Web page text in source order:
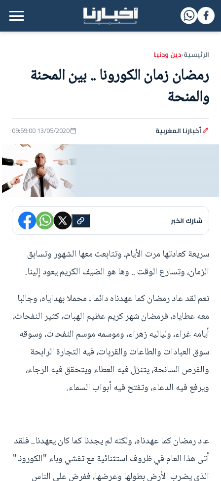
القائمة الرئيسية
الرئيسية‹دين ودنيا
رمضان زمان الكورونا .. بين المحنة
والمنحة
أخبارنا المغربية 13/05/2020 09:59:00
شارك الخبر
سريعة كعادتها مرت الأيام، وتتابعت معها الشهور وتسابق
الزمان، وتسارع الوقت .. وها هو الضيف الكريم يعود إلينا.
نعم لقد عاد رمضان كما عهدناه دائما ـ محملا بهداياه، وجالبا
معه عطاياه، فرمضان شهر كريم عظيم الهبات، كثير النفحات،
أيامه غراء، ولياليه زهراء، وموسمه موسم النفحات، وسوقه
سوق العبادات والطاعات والقربات، فيه التجارة الرابحة
والفرص السانحة، يتنزل فيه العطاء ويتحقق فيه الرجاء،
ويرفع فيه الدعاء، وتفتح فيه أبواب السماء.
عاد رمضان كما عهدناه، ولكنه لم يجدنا كما كان يعهدنا.. فلقد
أتى هذا العام في ظروف استثنائية مع تفشي وباء "الكورونا"
الذي يضرب الأرض بطولها وعرضها، ففرض على الناس